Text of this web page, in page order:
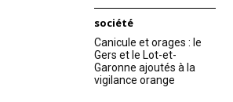
société
Canicule et orages : le
Gers et le Lot-et-
Garonne ajoutés à la
vigilance orange